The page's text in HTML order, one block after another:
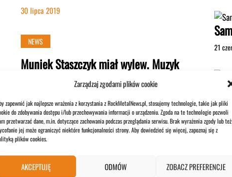
Zarządzaj zgodami plików cookie
zapewnić jak najlepsze wrażenia z korzystania z RockMetalNews.pl, stosujemy technologie, takie jak pliki
do zdobywania dostępu i/lub przechowywania informacji o urządzeniu. Zgoda na te technologie pozwoli
przetwarzać dane, m.in. dotyczące zachowania podczas przeglądania serwisu. Brak wyrażenia zgody lub też
jej może ograniczyć niektóre funkcjonalności strony. Aby dowiedzieć się więcej, zapoznaj się z
plików cookies.
AKCEPTUJĘ ODMÓW ZOBACZ PREFERENCJE
30 lipca 2019
NEWS
Muniek Staszczyk miał wylew. Muzyk
przebywa w szpitalu
NEWS
DevilDriver nie zagra w Warszawie.
Koncert odwołany
21
2